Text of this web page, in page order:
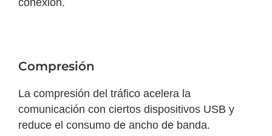
Compresión
La compresión del tráfico acelera la
comunicación con ciertos dispositivos USB y
reduce el consumo de ancho de banda.